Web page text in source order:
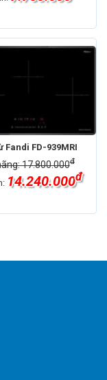
Fandi FD-939MRI
17.800.000đ
14.240.000đ